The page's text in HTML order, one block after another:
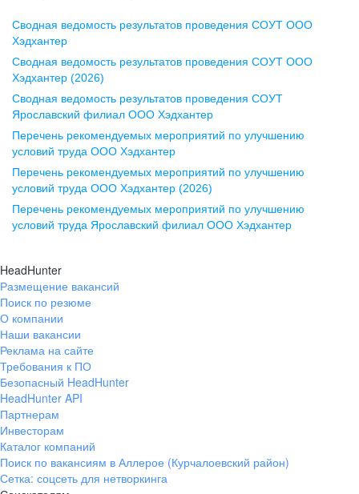
Воронеж
ул. Комиссаржевской, д. 10,
офис 1212
+7 473 280-05-05
pr@vrn.hh.ru
ул. Спартаковская, д. 2А, этаж 3,
помещение 15
+7 843 212-12-50
Екатеринбург
ул. Боевых Дружин, стр. 20,
+7 343 226-79-99
pr@ural.hh.ru
ул. Янковского, д. 169, 7 этаж,
706 каб.
+7 861 205-55-57
pr@krd.hh.ru
Сводная ведомость результатов проведения СОУТ ООО
Хэдхантер
Сводная ведомость результатов проведения СОУТ ООО
Хэдхантер (2026)
Сводная ведомость результатов проведения СОУТ
Ярославский филиал ООО Хэдхантер
Перечень рекомендуемых мероприятий по улучшению
условий труда ООО Хэдхантер
Перечень рекомендуемых мероприятий по улучшению
условий труда ООО Хэдхантер (2026)
Перечень рекомендуемых мероприятий по улучшению
условий труда Ярославский филиал ООО Хэдхантер
HeadHunter
Размещение вакансий
Поиск по резюме
О компании
Наши вакансии
Реклама на сайте
Требования к ПО
Безопасный HeadHunter
HeadHunter API
Партнерам
Инвесторам
Каталог компаний
Поиск по вакансиям в Аллерое (Курчалоевский район)
Сетка: соцсеть для нетворкинга